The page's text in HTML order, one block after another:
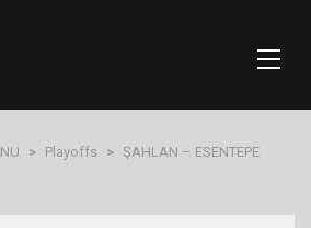
> Playoffs > ŞAHLAN – ESENTEPE